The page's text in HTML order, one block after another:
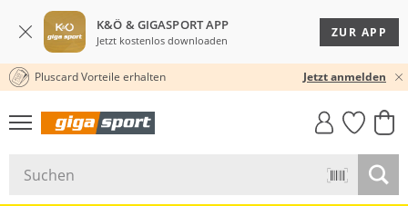
K&Ö & GIGASPORT APP
Jetzt kostenlos downloaden
ZUR APP
30 TAGE RÜCKGABERECHT
Pluscard Vorteile erhalten Jetzt anmelden
GIGASTYLE
FAHRRAD­
MUST-HAVE